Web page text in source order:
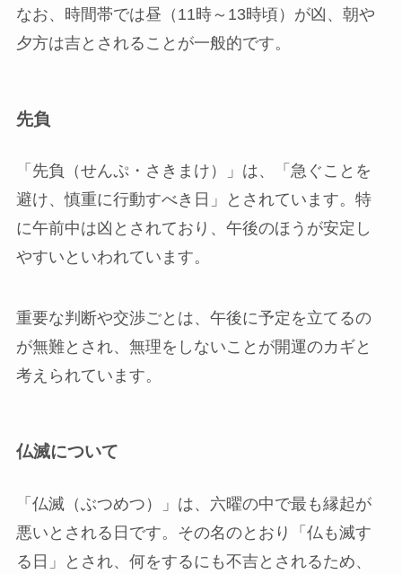
なお、時間帯では昼（11時～13時頃）が凶、朝や
夕方は吉とされることが一般的です。
先負
「先負（せんぷ・さきまけ）」は、「急ぐことを
避け、慎重に行動すべき日」とされています。特
に午前中は凶とされており、午後のほうが安定し
やすいといわれています。
重要な判断や交渉ごとは、午後に予定を立てるの
が無難とされ、無理をしないことが開運のカギと
考えられています。
仏滅について
「仏滅（ぶつめつ）」は、六曜の中で最も縁起が
悪いとされる日です。その名のとおり「仏も滅す
る日」とされ、何をするにも不吉とされるため、